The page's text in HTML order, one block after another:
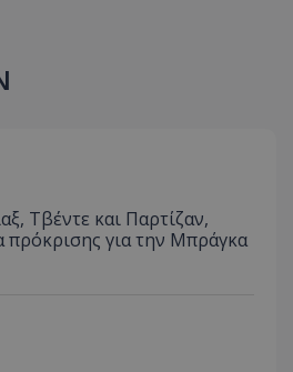
Τβέντε και Παρτίζαν,
για την Μπράγκα